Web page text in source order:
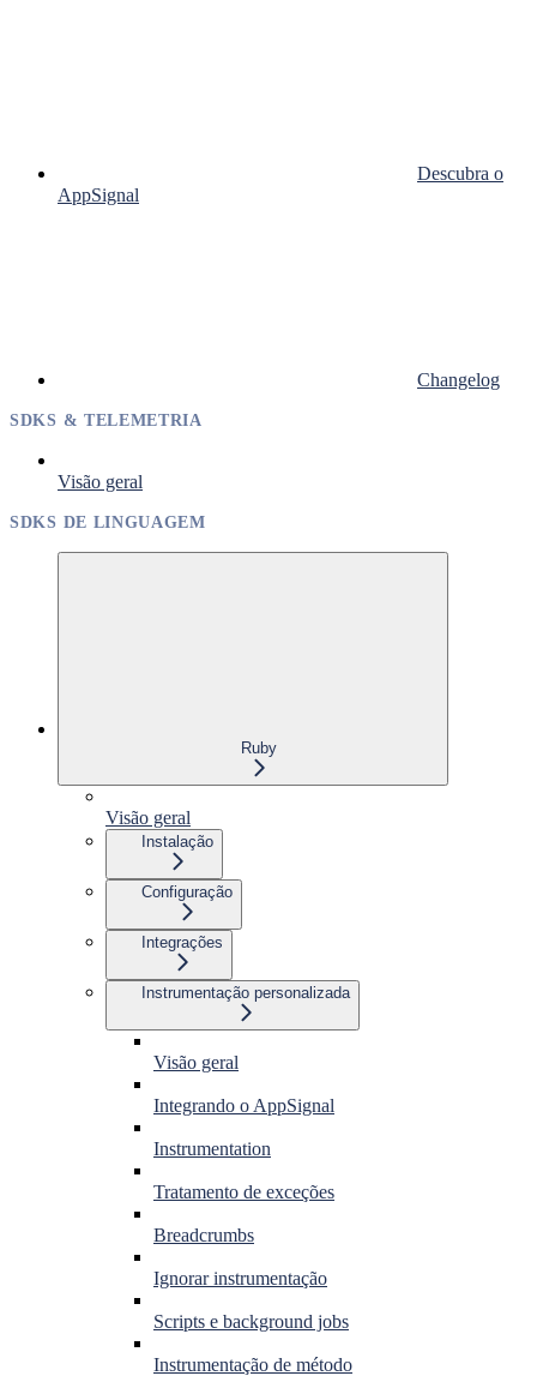
Descubra o
AppSignal
Changelog
SDKS & TELEMETRIA
Visão geral
SDKS DE LINGUAGEM
Ruby
Visão geral
Instalação
Configuração
Integrações
Instrumentação personalizada
Visão geral
Integrando o AppSignal
Instrumentation
Tratamento de exceções
Breadcrumbs
Ignorar instrumentação
Scripts e background jobs
Instrumentação de método